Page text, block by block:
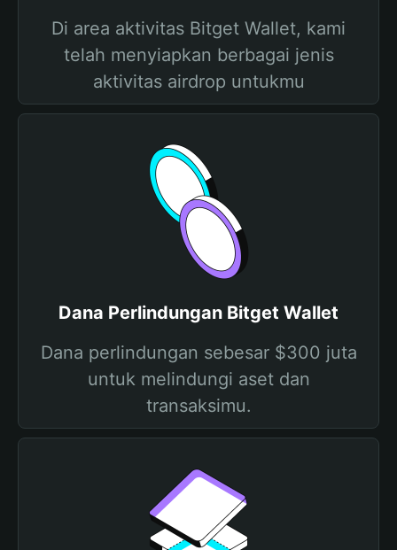
Di area aktivitas Bitget Wallet, kami
telah menyiapkan berbagai jenis
aktivitas airdrop untukmu
Dana Perlindungan Bitget Wallet
Dana perlindungan sebesar $300 juta
untuk melindungi aset dan
transaksimu.